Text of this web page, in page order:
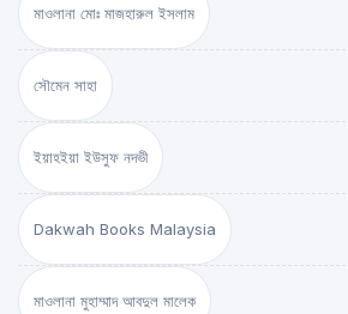
মাওলানা মোঃ মাজহারুল ইসলাম
সৌমেন সাহা
ইয়াহইয়া ইউসুফ নদভী
Dakwah Books Malaysia
মাওলানা মুহাম্মাদ আবদুল মালেক